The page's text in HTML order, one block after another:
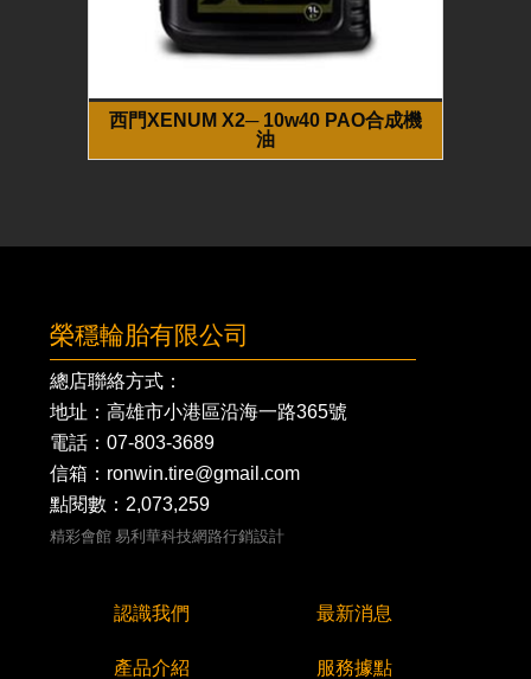
西門XENUM X2─ 10w40 PAO合成機
油
榮穩輪胎有限公司
總店聯絡方式：
地址：高雄市小港區沿海一路365號
電話：07-803-3689
信箱：ronwin.tire@gmail.com
點閱數：2,073,259
精彩會館 易利華科技網路行銷設計
認識我們 最新消息
產品介紹 服務據點